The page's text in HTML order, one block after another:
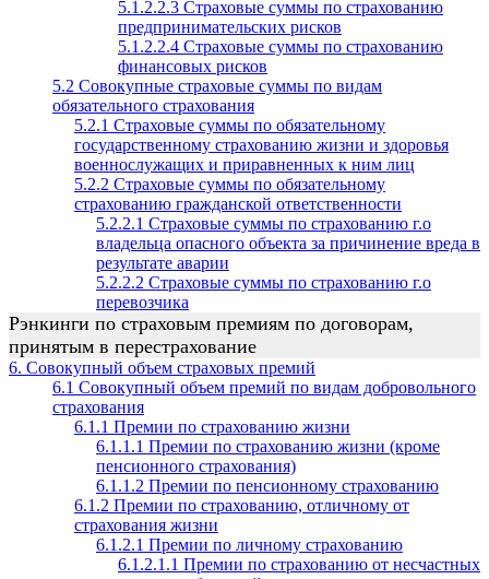
5.1.2.2.3 Страховые суммы по страхованию
предпринимательских рисков
5.1.2.2.4 Страховые суммы по страхованию
финансовых рисков
5.2 Совокупные страховые суммы по видам
обязательного страхования
5.2.1 Страховые суммы по обязательному
государственному страхованию жизни и здоровья
военнослужащих и приравненных к ним лиц
5.2.2 Страховые суммы по обязательному
страхованию гражданской ответственности
5.2.2.1 Страховые суммы по страхованию г.о
владельца опасного объекта за причинение вреда в
результате аварии
5.2.2.2 Страховые суммы по страхованию г.о
перевозчика
Рэнкинги по страховым премиям по договорам,
принятым в перестрахование
6. Совокупный объем страховых премий
6.1 Совокупный объем премий по видам добровольного
страхования
6.1.1 Премии по страхованию жизни
6.1.1.1 Премии по страхованию жизни (кроме
пенсионного страхования)
6.1.1.2 Премии по пенсионному страхованию
6.1.2 Премии по страхованию, отличному от
страхования жизни
6.1.2.1 Премии по личному страхованию
6.1.2.1.1 Премии по страхованию от несчастных